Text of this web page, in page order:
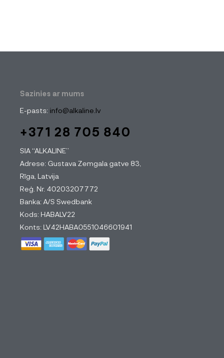
Sazinies ar mums
E-pasts: info@alkaline.lv
+371 28 705 840
SIA “ALKALINE”
Adrese: Gustava Zemgala gatve 83,
Rīga, Latvija
Reģ. Nr. 40203207772
Banka: A/S Swedbank
Kods: HABALV22
Konts: LV42HABA0551046601941